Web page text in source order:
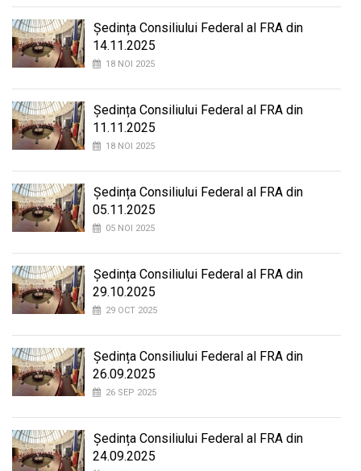
Ședința Consiliului Federal al FRA din
14.11.2025
18 NOI 2025
Ședința Consiliului Federal al FRA din
11.11.2025
18 NOI 2025
Ședința Consiliului Federal al FRA din
05.11.2025
05 NOI 2025
Ședința Consiliului Federal al FRA din
29.10.2025
29 OCT 2025
Ședința Consiliului Federal al FRA din
26.09.2025
26 SEP 2025
Ședința Consiliului Federal al FRA din
24.09.2025